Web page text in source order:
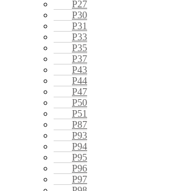
P27
P30
P31
P33
P35
P37
P43
P44
P47
P50
P51
P87
P93
P94
P95
P96
P97